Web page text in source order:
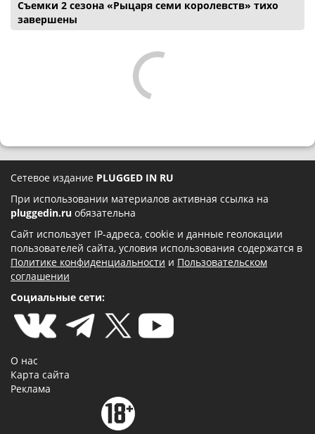
Съемки 2 сезона «Рыцаря семи королевств» тихо
завершены
Сетевое издание PLUGGED IN RU
При использовании материалов активная ссылка на
pluggedin.ru обязательна
Сайт использует IP-адреса, cookie и данные геолокации
пользователей сайта, условия использования содержатся в
Политике конфиденциальности и Пользовательском
соглашении
Социальные сети:
О нас
Карта сайта
Реклама